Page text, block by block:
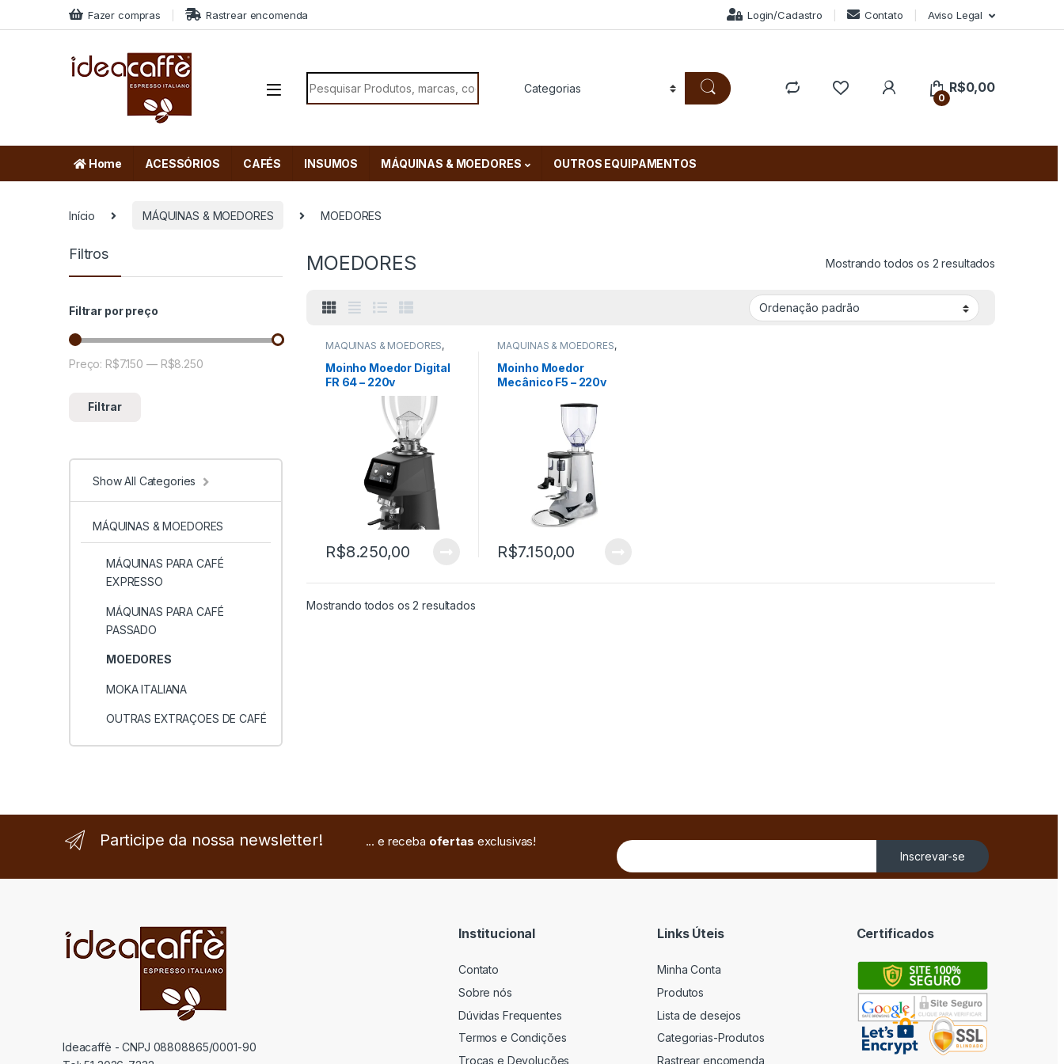
Skip to navigation
Skip to content Fazer compras Rastrear encomenda Login/Cadastro Contato Aviso Legal
Search for:
0
R$0,00
Home ACESSÓRIOS CAFÉS INSUMOS MÁQUINAS & MOEDORES OUTROS EQUIPAMENTOS
Início MÁQUINAS & MOEDORES MOEDORES
MOEDORES Mostrando todos os 2 resultados
MÁQUINAS & MOEDORES,
Moinho Moedor Digital
FR 64 – 220v
R$8.250,00
MÁQUINAS & MOEDORES,
Moinho Moedor
Mecânico F5 – 220v
R$7.150,00
Mostrando todos os 2 resultados
Filtros
Filtrar por preço
Preço mínimo
Preço máximo
Filtrar
Preço: R$7.150 — R$8.250
Show All Categories
MÁQUINAS & MOEDORES
MÁQUINAS PARA CAFÉ
EXPRESSO
MÁQUINAS PARA CAFÉ
PASSADO
MOEDORES
MOKA ITALIANA
OUTRAS EXTRAÇOES DE CAFÉ
Participe da nossa newsletter! ... e receba ofertas exclusivas!
Inscrevar-se
Ideacaffè - CNPJ 08808865/0001-90
Institucional
Contato
Sobre nós
Dúvidas Frequentes
Termos e Condições
Trocas e Devoluções
Links Úteis
Minha Conta
Produtos
Lista de desejos
Categorias-Produtos
Rastrear encomenda
Certificados